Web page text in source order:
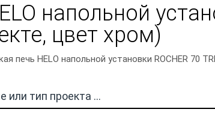
напольной
цвет хром)
печь HELO напольной установки ROCHER 70